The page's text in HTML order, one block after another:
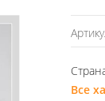
Все